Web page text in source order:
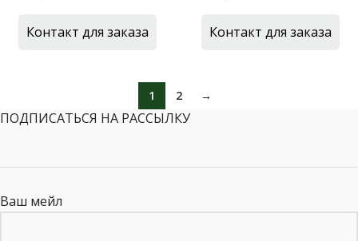
Контакт для заказа Контакт для заказа
1 2 →
ПОДПИСАТЬСЯ НА РАССЫЛКУ
Ваш мейл